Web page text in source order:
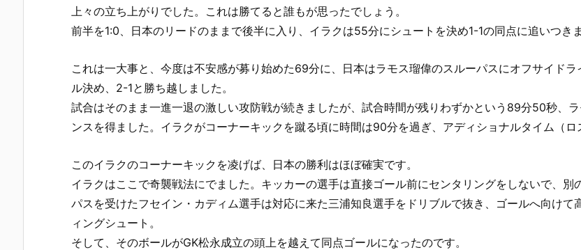
上々の立ち上がりでした。これは勝てると誰もが思ったでしょう。
前半を1:0、日本のリードのままで後半に入り、イラクは55分にシュートを決め1-1の同点に追いつきま
これは一大事と、今度は不安感が募り始めた69分に、日本はラモス瑠偉のスルーパスにオフサイド
ル決め、2-1と勝ち越しました。
試合はそのまま一進一退の激しい攻防戦が続きましたが、試合時間が残りわずかという89分50秒、
ンスを得ました。イラクがコーナーキックを蹴る頃に時間は90分を過ぎ、アディショナルタイム（ロ
このイラクのコーナーキックを凌げば、日本の勝利はほぼ確実です。
イラクはここで奇襲戦法にでました。キッカーの選手は直接ゴール前にセンタリングをしないで、別
パスを受けたフセイン・カディム選手は対応に来た三浦知良選手をドリブルで抜き、ゴールへ向け
ィングシュート。
そして、そのボールがGK松永成立の頭上を越えて同点ゴールになったのです。